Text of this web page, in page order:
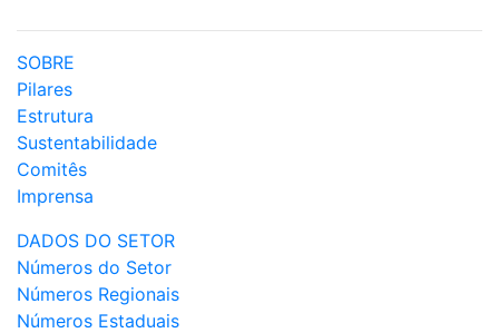
SOBRE
Pilares
Estrutura
Sustentabilidade
Comitês
Imprensa
DADOS DO SETOR
Números do Setor
Números Regionais
Números Estaduais